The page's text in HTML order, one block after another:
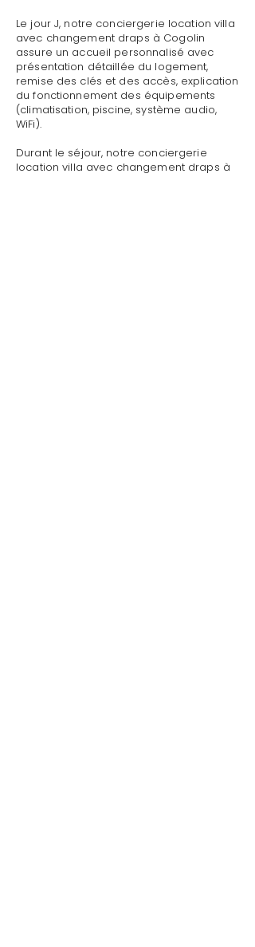
Le jour J, notre conciergerie location villa
avec changement draps à Cogolin
assure un accueil personnalisé avec
présentation détaillée du logement,
remise des clés et des accès, explication
du fonctionnement des équipements
(climatisation, piscine, système audio,
WiFi).
Durant le séjour, notre conciergerie
location villa avec changement draps à